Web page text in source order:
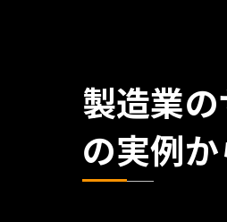
製造業
の実例